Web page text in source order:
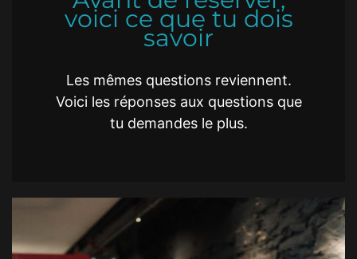
voici ce que tu dois
savoir
Les mêmes questions reviennent.
Voici les réponses aux questions que
tu demandes le plus.